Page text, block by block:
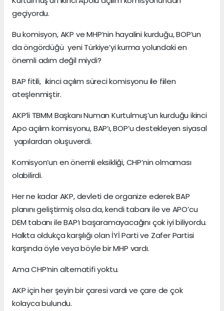
geçiyordu.
Bu komisyon, AKP ve MHP’nin hayalini kurduğu, BOP’un
da öngördüğü yeni Türkiye’yi kurma yolundaki en
önemli adım değil miydi?
BAP fitili, ikinci açılım süreci komisyonu ile fiilen
ateşlenmiştir.
AKP’li TBMM Başkanı Numan Kurtulmuş’un kurduğu ikinci
Apo açılım komisyonu, BAP’ı, BOP’u destekleyen siyasal
yapılardan oluşuverdi.
Komisyon’un en önemli eksikliği, CHP’nin olmaması
olabilirdi.
Her ne kadar AKP, devleti de organize ederek BAP
planını geliştirmiş olsa da, kendi tabanı ile ve APO’cu
DEM tabanı ile BAP’ı başaramayacağını çok iyi biliyordu.
Halkta oldukça karşılığı olan İYİ Parti ve Zafer Partisi
karşında öyle veya böyle bir MHP vardı.
Ama CHP’nin alternatifi yoktu.
AKP için her şeyin bir çaresi vardı ve çare de çok
kolayca bulundu.